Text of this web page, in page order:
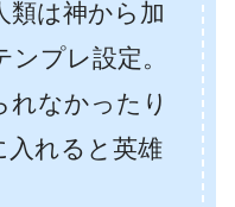
類は神から加
プレ設定。
れなかったり
入れると英雄